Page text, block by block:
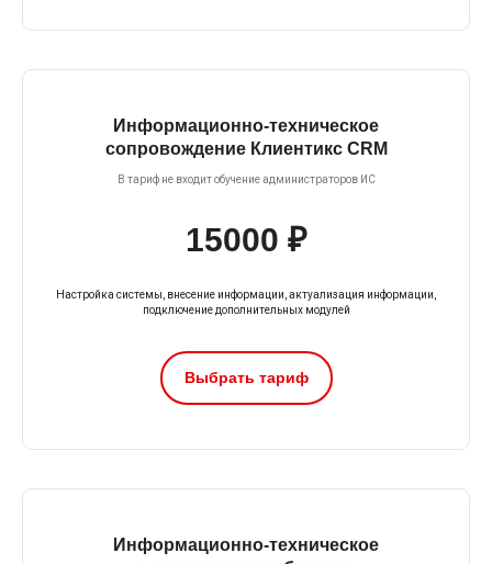
Информационно-техническое
сопровождение Клиентикс CRM
В тариф не входит обучение администраторов ИС
15000 ₽
Настройка системы, внесение информации, актуализация информации,
подключение дополнительных модулей
Выбрать тариф
Информационно-техническое